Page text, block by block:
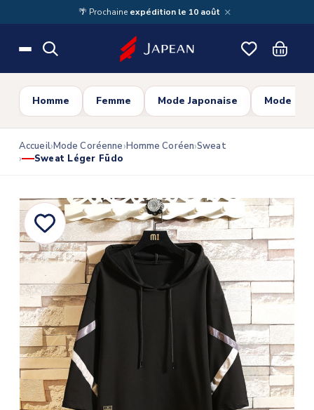
Skip to main content🌴 Prochaine expédition le 10 août ×
Homme Femme Mode Japonaise Mode
Accueil Mode Coréenne Homme Coréen Sweat
Sweat Léger Fūdo